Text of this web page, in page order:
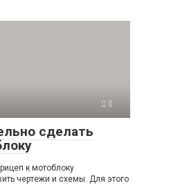
0
сделать
к мотоблоку
чертежи и схемы. Для этого